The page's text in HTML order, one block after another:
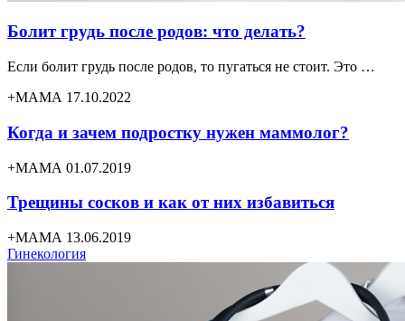
Болит грудь после родов: что делать?
Если болит грудь после родов, то пугаться не стоит. Это …
+МАМА 17.10.2022
Когда и зачем подростку нужен маммолог?
+МАМА 01.07.2019
Трещины сосков и как от них избавиться
+МАМА 13.06.2019
Гинекология